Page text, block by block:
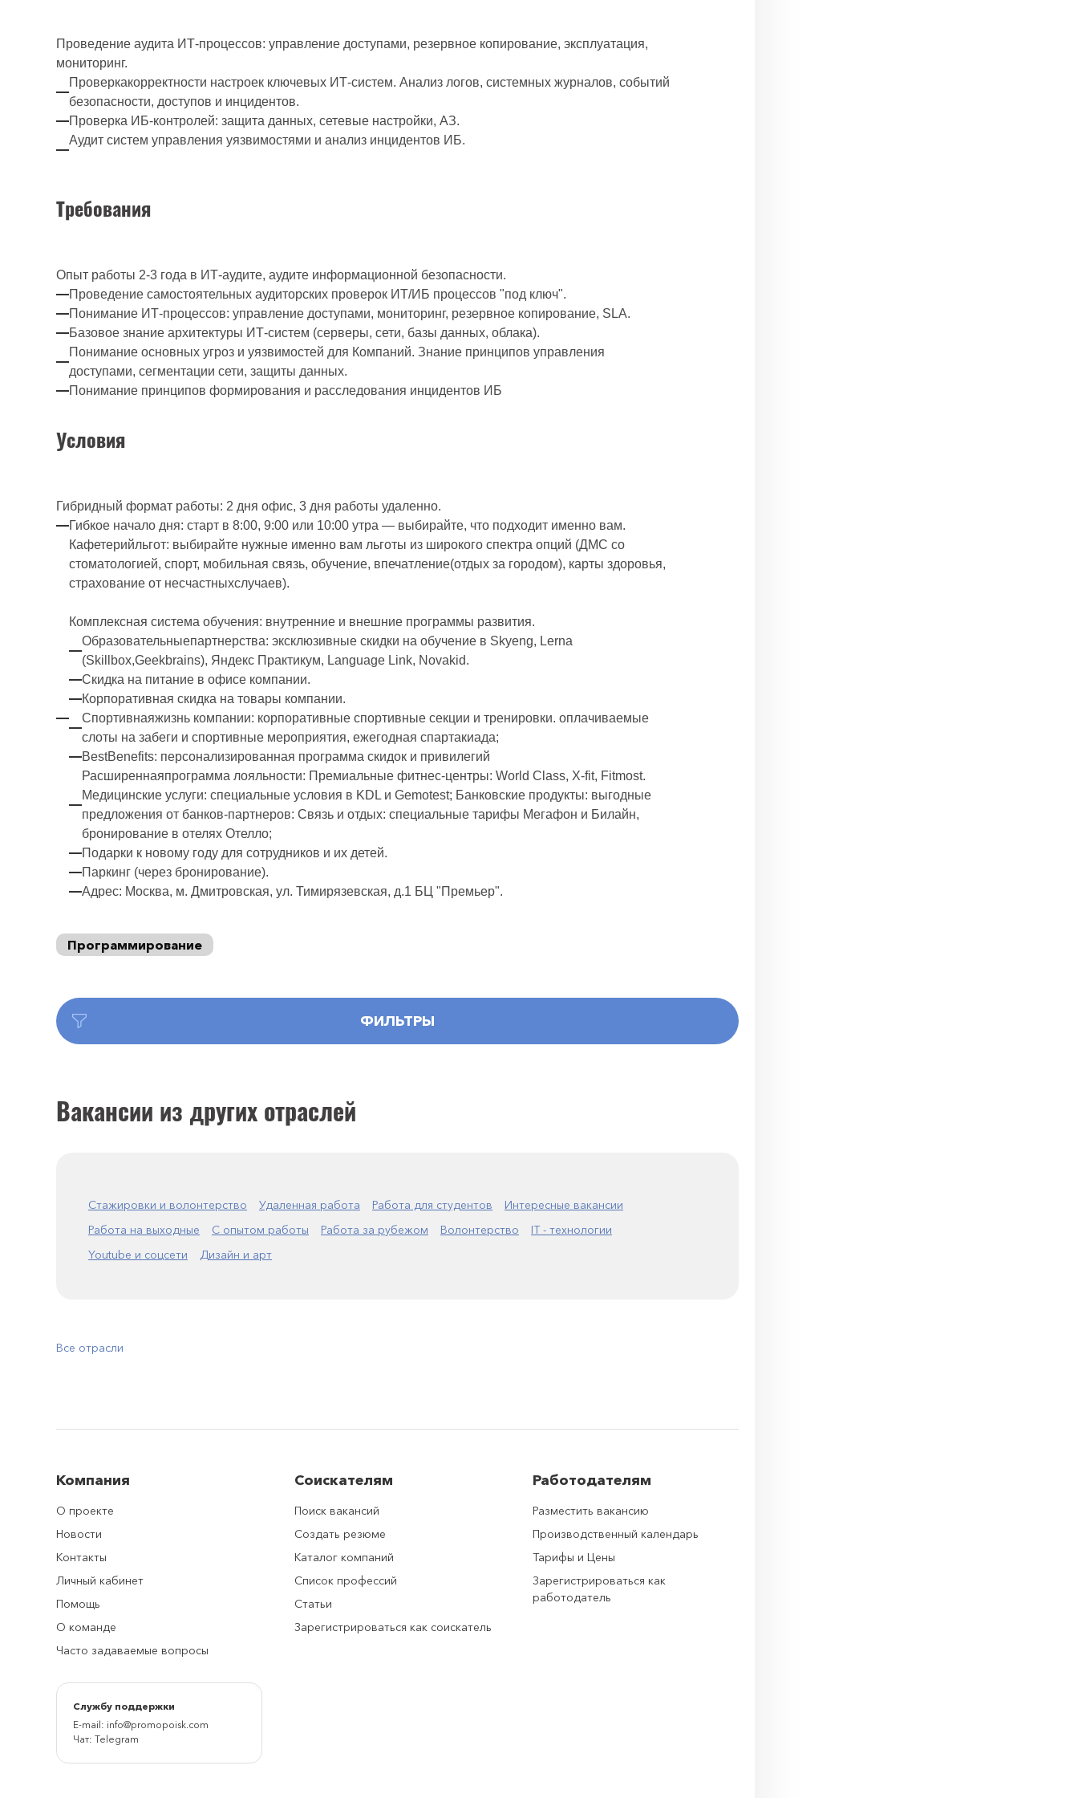
Проведение аудита ИТ-процессов: управление доступами, резервное копирование, эксплуатация,
мониторинг.
Проверкакорректности настроек ключевых ИТ-систем. Анализ логов, системных журналов, событий
безопасности, доступов и инцидентов.
Проверка ИБ-контролей: защита данных, сетевые настройки, АЗ.
Аудит систем управления уязвимостями и анализ инцидентов ИБ.
Требования
Опыт работы 2-3 года в ИТ-аудите, аудите информационной безопасности.
Проведение самостоятельных аудиторских проверок ИТ/ИБ процессов "под ключ".
Понимание ИТ-процессов: управление доступами, мониторинг, резервное копирование, SLA.
Базовое знание архитектуры ИТ-систем (серверы, сети, базы данных, облака).
Понимание основных угроз и уязвимостей для Компаний. Знание принципов управления
доступами, сегментации сети, защиты данных.
Понимание принципов формирования и расследования инцидентов ИБ
Условия
Гибридный формат работы: 2 дня офис, 3 дня работы удаленно.
Гибкое начало дня: старт в 8:00, 9:00 или 10:00 утра — выбирайте, что подходит именно вам.
Кафетерийльгот: выбирайте нужные именно вам льготы из широкого спектра опций (ДМС со
стоматологией, спорт, мобильная связь, обучение, впечатление(отдых за городом), карты здоровья,
страхование от несчастныхслучаев).
Комплексная система обучения: внутренние и внешние программы развития.
Образовательныепартнерства: эксклюзивные скидки на обучение в Skyeng, Lerna
(Skillbox,Geekbrains), Яндекс Практикум, Language Link, Novakid.
Скидка на питание в офисе компании.
Корпоративная скидка на товары компании.
Спортивнаяжизнь компании: корпоративные спортивные секции и тренировки. оплачиваемые
слоты на забеги и спортивные мероприятия, ежегодная спартакиада;
BestBenefits: персонализированная программа скидок и привилегий
Расширеннаяпрограмма лояльности: Премиальные фитнес-центры: World Class, X-fit, Fitmost.
Медицинские услуги: специальные условия в KDL и Gemotest; Банковские продукты: выгодные
предложения от банков-партнеров: Связь и отдых: специальные тарифы Мегафон и Билайн,
бронирование в отелях Отелло;
Подарки к новому году для сотрудников и их детей.
Паркинг (через бронирование).
Адрес: Москва, м. Дмитровская, ул. Тимирязевская, д.1 БЦ "Премьер".
Программирование
ФИЛЬТРЫ
Вакансии из других отраслей
Стажировки и волонтерство Удаленная работа Работа для студентов
Интересные вакансии
Работа на выходные
С опытом работы Работа за рубежом Волонтерство
IT - технологии
Youtube и соцсети
Дизайн и арт
Все отрасли
Компания
О проекте
Новости
Контакты
Личный кабинет
Помощь
О команде
Часто задаваемые вопросы
Cлужбу поддержки
E-mail: info@promopoisk.com
Чат: Telegram
Соискателям
Поиск вакансий
Создать резюме
Каталог компаний
Список профессий
Статьи
Зарегистрироваться как соискатель
Работодателям
Разместить вакансию
Производственный календарь
Тарифы и Цены
Зарегистрироваться как
работодатель